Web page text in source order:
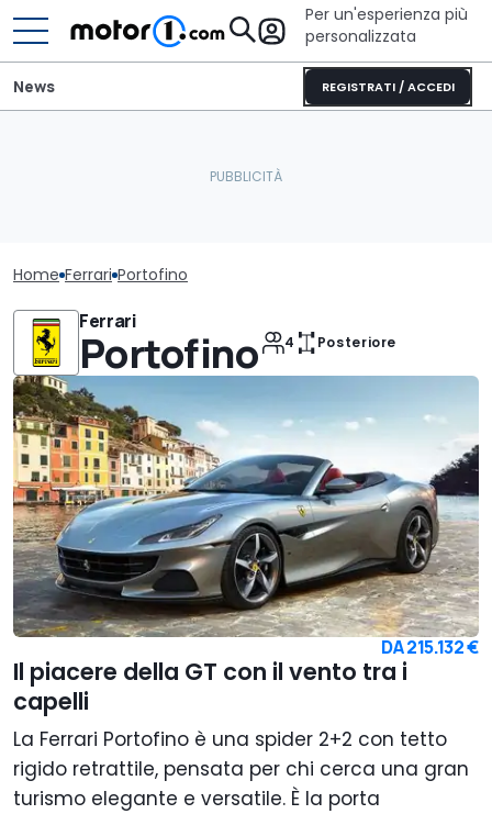
Per un'esperienza più
personalizzata
REGISTRATI / ACCEDI
News
Home Ferrari Portofino
Ferrari
Portofino 4 Posteriore
DA215.132 €
Il piacere della GT con il vento tra i
capelli
La Ferrari Portofino è una spider 2+2 con tetto
rigido retrattile, pensata per chi cerca una gran
turismo elegante e versatile. È la porta